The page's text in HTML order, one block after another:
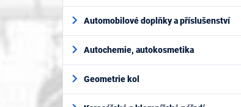
Automobilové doplňky a příslušenství
Autochemie, autokosmetika
Geometrie kol